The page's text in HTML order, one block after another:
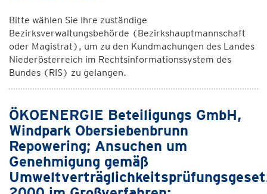
Bitte wählen Sie Ihre zuständige
Bezirksverwaltungsbehörde (Bezirkshauptmannschaft
oder Magistrat), um zu den Kundmachungen des Landes
Niederösterreich im Rechtsinformationssystem des
Bundes (RIS) zu gelangen.
ÖKOENERGIE Beteiligungs GmbH,
Windpark Obersiebenbrunn
Repowering; Ansuchen um
Genehmigung gemäß